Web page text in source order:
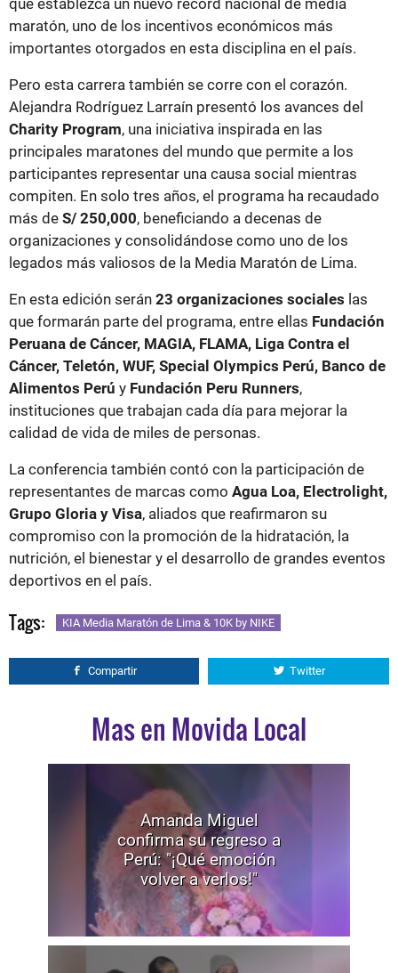
que establezca un nuevo récord nacional de media
maratón, uno de los incentivos económicos más
importantes otorgados en esta disciplina en el país.
Pero esta carrera también se corre con el corazón.
Alejandra Rodríguez Larraín presentó los avances del
Charity Program, una iniciativa inspirada en las
principales maratones del mundo que permite a los
participantes representar una causa social mientras
compiten. En solo tres años, el programa ha recaudado
más de S/ 250,000, beneficiando a decenas de
organizaciones y consolidándose como uno de los
legados más valiosos de la Media Maratón de Lima.
En esta edición serán 23 organizaciones sociales las
que formarán parte del programa, entre ellas Fundación
Peruana de Cáncer, MAGIA, FLAMA, Liga Contra el
Cáncer, Teletón, WUF, Special Olympics Perú, Banco de
Alimentos Perú y Fundación Peru Runners,
instituciones que trabajan cada día para mejorar la
calidad de vida de miles de personas.
La conferencia también contó con la participación de
representantes de marcas como Agua Loa, Electrolight,
Grupo Gloria y Visa, aliados que reafirmaron su
compromiso con la promoción de la hidratación, la
nutrición, el bienestar y el desarrollo de grandes eventos
deportivos en el país.
Tags: KIA Media Maratón de Lima & 10K by NIKE
Compartir Twitter
Mas en Movida Local
Amanda Miguel
confirma su regreso a
Perú: "¡Qué emoción
volver a verlos!"